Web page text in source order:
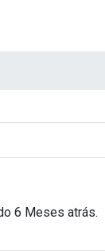
6 Meses atrás.